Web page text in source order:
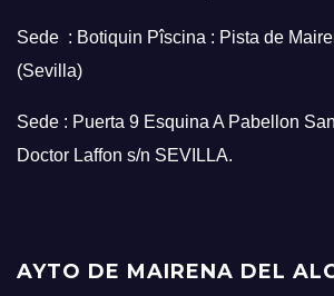
Sede : Botiquin Pîscina : Pista de
(Sevilla)
Sede : Puerta 9 Esquina A Pabellon
Doctor Laffon s/n SEVILLA.
AYTO DE MAIRENA DEL